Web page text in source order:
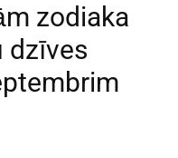
zodiaka
dzīves